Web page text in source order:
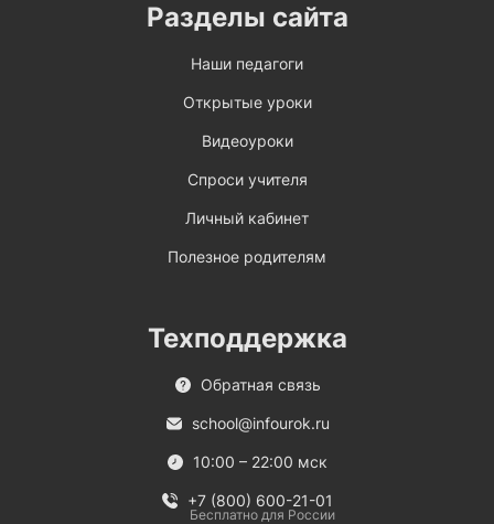
Разделы сайта
Наши педагоги
Открытые уроки
Видеоуроки
Спроси учителя
Личный кабинет
Полезное родителям
Техподдержка
Обратная связь
school@infourok.ru
10:00 – 22:00 мск
+7 (800) 600-21-01
Бесплатно для России